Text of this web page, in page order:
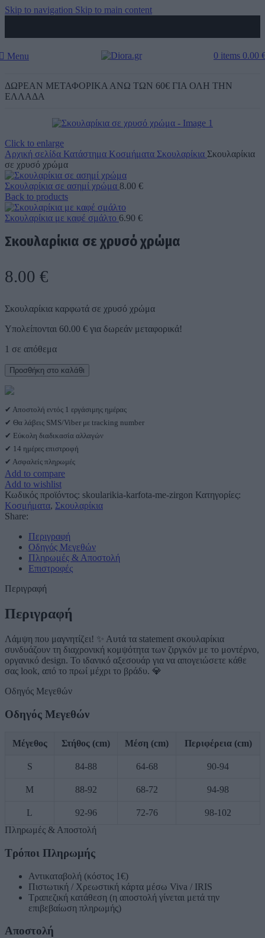
Skip to navigation Skip to main content
Menu 0 items 0.00
ΔΩΡΕΑΝ ΜΕΤΑΦΟΡΙΚΑ ΑΝΩ ΤΩΝ 60€ ΓΙΑ ΟΛΗ ΤΗΝ
ΕΛΛΑΔΑ
Click to enlarge
Αρχική σελίδα Κατάστημα Κοσμήματα Σκουλαρίκια Σκουλαρίκια
σε χρυσό χρώμα
Σκουλαρίκια σε ασημί χρώμα 8.00 €
Back to products
Σκουλαρίκια με καφέ σμάλτο 6.90 €
Σκουλαρίκια σε χρυσό χρώμα
8.00 €
Σκουλαρίκια καρφωτά σε χρυσό χρώμα
Υπολείπονται 60.00 € για δωρεάν μεταφορικά!
1 σε απόθεμα
Σκουλαρίκια
σε
χρυσό
ποσότητα
Προσθήκη στο καλάθι
✔ Αποστολή εντός 1 εργάσιμης ημέρας
✔ Θα λάβεις SMS/Viber με tracking number
✔ Εύκολη διαδικασία αλλαγών
✔ 14 ημέρες επιστροφή
✔ Ασφαλείς πληρωμές
Add to compare
Add to wishlist
Κωδικός προϊόντος: skoularikia-karfota-me-zirgon Κατηγορίες:
Κοσμήματα, Σκουλαρίκια
Share:
Περιγραφή
Οδηγός Μεγεθών
Πληρωμές & Αποστολή
Επιστροφές
Περιγραφή
Περιγραφή
Λάμψη που μαγνητίζει! ✨ Αυτά τα statement σκουλαρίκια
συνδυάζουν τη διαχρονική κομψότητα των ζιργκόν με το μοντέρνο,
οργανικό design. Το ιδανικό αξεσουάρ για να απογειώσετε κάθε
σας look, από το πρωί μέχρι το βράδυ. 💎
Οδηγός Μεγεθών
Οδηγός Μεγεθών
Μέγεθος Στήθος (cm) Μέση (cm) Περιφέρεια (cm)
S 84-88 64-68 90-94
M 88-92 68-72 94-98
L 92-96 72-76
98-102
Πληρωμές & Αποστολή
Τρόποι Πληρωμής
Αντικαταβολή (κόστος 1€)
Πιστωτική / Χρεωστική κάρτα μέσω Viva / IRIS
Τραπεζική κατάθεση (η αποστολή γίνεται μετά την
επιβεβαίωση πληρωμής)
Αποστολή